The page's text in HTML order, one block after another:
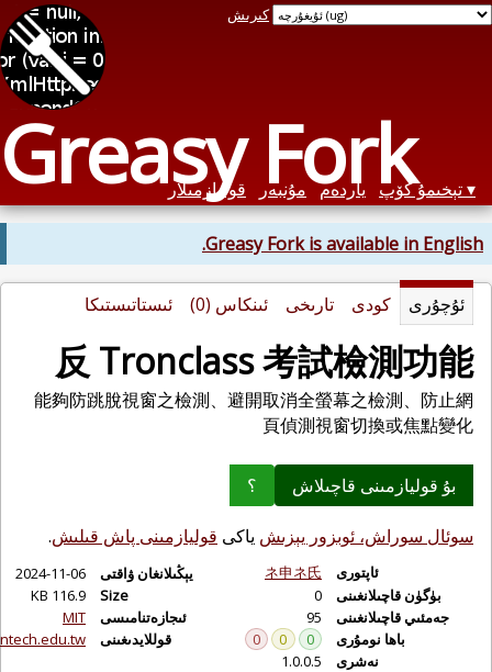
Greasy Fork
كىرىش
قوليازمىلار مۇنبەر ياردەم تېخىمۇ كۆپ
Greasy Fork is available in English.
ئۇچۇرى كودى تارىخى ئىنكاس (0) ئىستاتىستىكا
反 Tronclass 考試檢測功能
能夠防跳脫視窗之檢測、避開取消全螢幕之檢測、防止網
頁偵測視窗切換或焦點變化
بۇ قوليازمىنى قاچىلاش ؟
سوئال سوراش، ئوبزور يېزىش ياكى قوليازمىنى پاش قىلىش.
ئاپتورى
ネ申ネ氏
بۈگۈن قاچىلانغىنى
0
جەمئىي قاچىلانغىنى
95
باھا نومۇرى
0
0
0
نەشرى
1.0.0.5
يېڭىلانغان ۋاقتى
2024-11-06
Size
116.9 KB
ئىجازەتنامىسى
MIT
قوللايدىغىنى